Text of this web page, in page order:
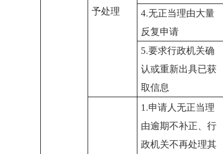
予处理
4.无正当理由大量
反复申请
5.要求行政机关确
认或重新出具已获
取信息
1.申请人无正当理
由逾期不补正、行
政机关不再处理其